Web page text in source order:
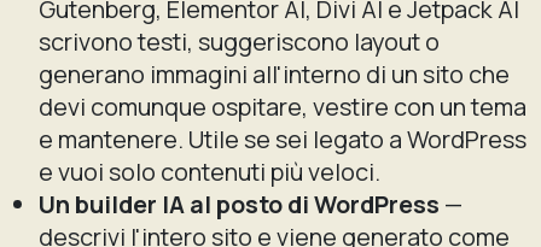
Gutenberg, Elementor AI, Divi AI e Jetpack AI
scrivono testi, suggeriscono layout o
generano immagini all'interno di un sito che
devi comunque ospitare, vestire con un tema
e mantenere. Utile se sei legato a WordPress
e vuoi solo contenuti più veloci.
Un builder IA al posto di WordPress —
descrivi l'intero sito e viene generato come